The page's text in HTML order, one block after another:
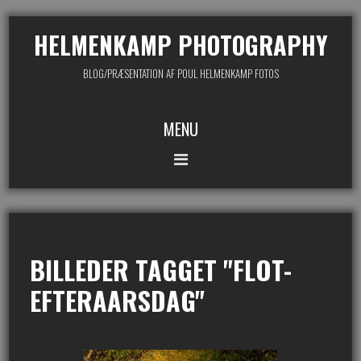
HELMENKAMP PHOTOGRAPHY
BLOG/PRÆSENTATION AF POUL HELMENKAMP FOTOS
MENU
BILLEDER TAGGET "FLOT-
EFTERAARSDAG"